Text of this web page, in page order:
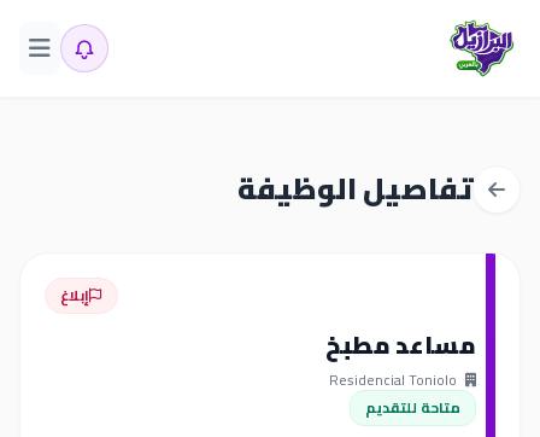
تفاصيل الوظيفة
إبلاغ
مساعد مطبخ
متاحة للتقديم